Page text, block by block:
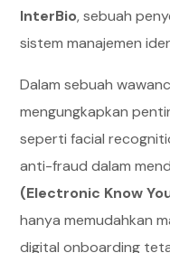
InterBio, sebuah
sistem manajemen
Dalam sebuah
mengungkapkan
seperti facial
anti-fraud dalam
(Electronic Know
hanya memudahkan
digital onboarding